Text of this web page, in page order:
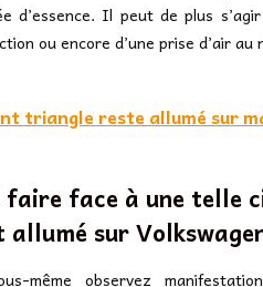
d’essence. Il peut de plus
ou encore d’une prise d’air
triangle reste allumé sur
face à une telle
sur
même observez